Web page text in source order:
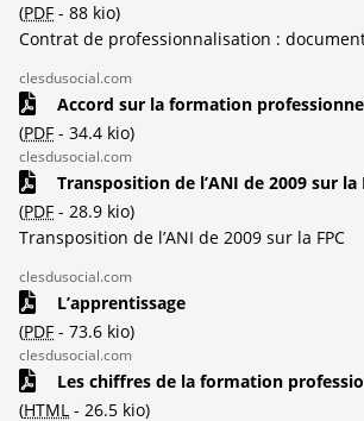
(PDF - 88 kio)
Contrat de professionnalisation :
clesdusocial.com
Accord sur la formation
(PDF - 34.4 kio)
clesdusocial.com
Transposition de l’ANI de 2009 sur la
(PDF - 28.9 kio)
Transposition de l’ANI de 2009 sur la FPC
clesdusocial.com
L’apprentissage
(PDF - 73.6 kio)
clesdusocial.com
Les chiffres de la formation
(HTML - 26.5 kio)